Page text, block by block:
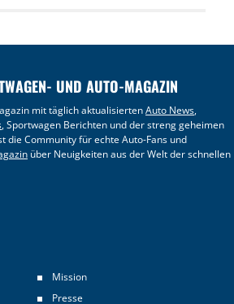
UND AUTO-MAGAZIN
mit täglich aktualisiertenAuto News,
, Sportwagen Berichten und der streng geheimen
die Community für echte Auto-Fans und
über Neuigkeiten aus der Welt der schnellen
Mission
Presse